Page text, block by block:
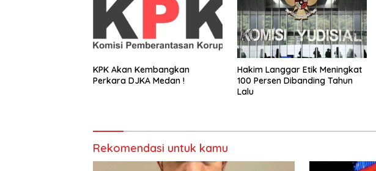
KPK Akan Kembangkan
Perkara DJKA Medan !
Hakim Langgar Etik Meningkat
100 Persen Dibanding Tahun
Lalu
Rekomendasi untuk kamu